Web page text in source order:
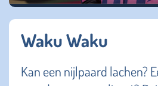
Waku Waku
Kan een nijlpaard lachen?